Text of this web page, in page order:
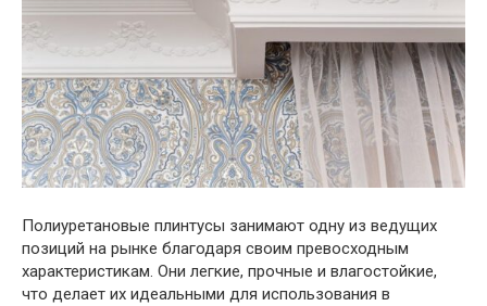
Полиуретановые плинтусы занимают одну из ведущих
позиций на рынке благодаря своим превосходным
характеристикам. Они легкие, прочные и влагостойкие,
что делает их идеальными для использования в